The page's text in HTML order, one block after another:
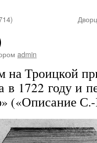
admin
Троицкой
в 1722 году и
(«Описание С.-